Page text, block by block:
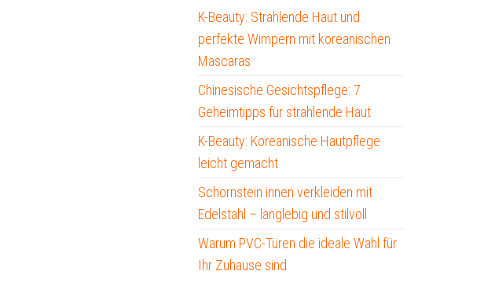
K-Beauty: Strahlende Haut und
perfekte Wimpern mit koreanischen
Mascaras
Chinesische Gesichtspflege: 7
Geheimtipps für strahlende Haut
K-Beauty: Koreanische Hautpflege
leicht gemacht
Schornstein innen verkleiden mit
Edelstahl – langlebig und stilvoll
Warum PVC-Türen die ideale Wahl für
Ihr Zuhause sind